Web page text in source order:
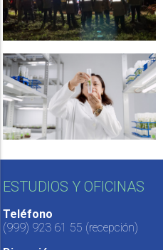
ESTUDIOS Y OFICINAS
Teléfono
(999) 923 61 55 (recepción)